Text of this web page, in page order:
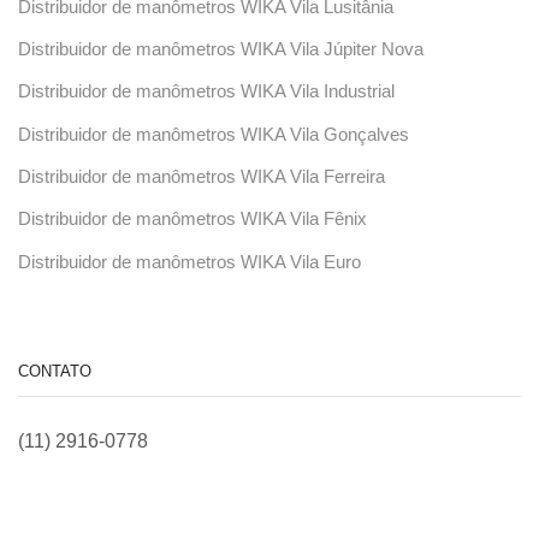
Distribuidor de manômetros WIKA Vila Lusitânia
Distribuidor de manômetros WIKA Vila Júpiter Nova
Distribuidor de manômetros WIKA Vila Industrial
Distribuidor de manômetros WIKA Vila Gonçalves
Distribuidor de manômetros WIKA Vila Ferreira
Distribuidor de manômetros WIKA Vila Fênix
Distribuidor de manômetros WIKA Vila Euro
CONTATO
(11) 2916-0778